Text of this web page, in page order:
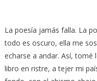
La poesía jamás falla. La
todo es oscuro, ella me
echarse a andar. Así,
libro en ristre, a tejer mi